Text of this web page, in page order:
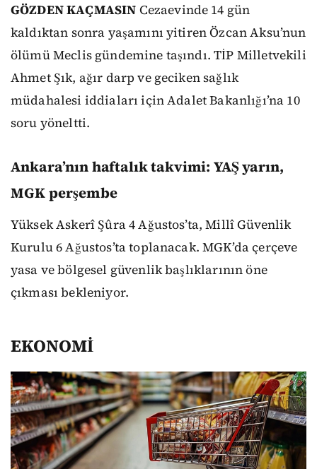
GÖZDEN KAÇMASIN Cezaevinde 14 gün
kaldıktan sonra yaşamını yitiren Özcan Aksu’nun
ölümü Meclis gündemine taşındı. TİP Milletvekili
Ahmet Şık, ağır darp ve geciken sağlık
müdahalesi iddiaları için Adalet Bakanlığı’na 10
soru yöneltti.
Ankara’nın haftalık takvimi: YAŞ yarın,
MGK perşembe
Yüksek Askerî Şûra 4 Ağustos’ta, Millî Güvenlik
Kurulu 6 Ağustos’ta toplanacak. MGK’da çerçeve
yasa ve bölgesel güvenlik başlıklarının öne
çıkması bekleniyor.
EKONOMİ